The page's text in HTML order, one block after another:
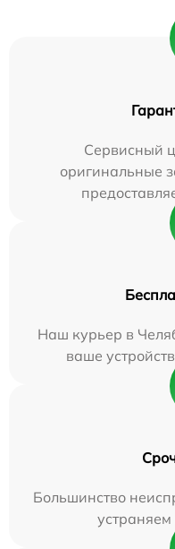
Сервисный
оригинальные
Наш курьер в
ваше
Большинство
устраняем